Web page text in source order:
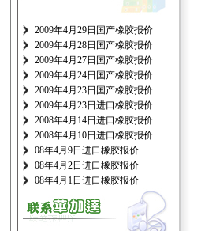
2009年4月29日国产橡胶报价
2009年4月28日国产橡胶报价
2009年4月27日国产橡胶报价
2009年4月24日国产橡胶报价
2009年4月23日国产橡胶报价
2009年4月23日进口橡胶报价
2008年4月14日进口橡胶报价
2008年4月10日进口橡胶报价
08年4月9日进口橡胶报价
08年4月2日进口橡胶报价
08年4月1日进口橡胶报价